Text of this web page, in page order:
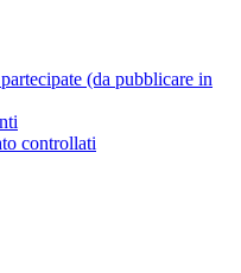
(da pubblicare in
controllati